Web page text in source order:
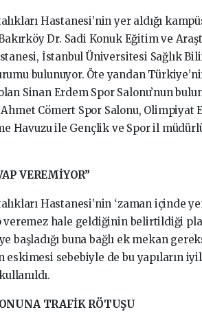
Hastanesi’nin yer aldığı
Dr. Sadi Konuk Eğitim ve
İstanbul Üniversitesi Sağlık
bulunuyor. Öte yandan
Sinan Erdem Spor Salonu’nun
Cömert Spor Salonu, Olimpiyat
Havuzu ile Gençlik ve Spor il
VEREMİYOR”
Hastanesi’nin ‘zaman içinde
veremez hale geldiğinin belirtildiği
başladığı buna bağlı ek mekan
eskimesi sebebiyle de bu yapıların
TRAFİK RÖTUŞU